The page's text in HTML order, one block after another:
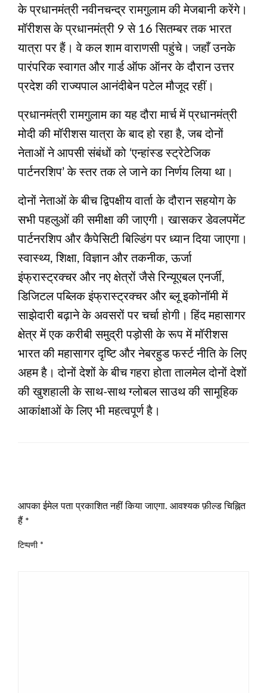
के प्रधानमंत्री नवीनचन्द्र रामगुलाम की मेजबानी करेंगे।
मॉरीशस के प्रधानमंत्री 9 से 16 सितम्बर तक भारत
यात्रा पर हैं। वे कल शाम वाराणसी पहुंचे। जहाँ उनके
पारंपरिक स्वागत और गार्ड ऑफ ऑनर के दौरान उत्तर
प्रदेश की राज्यपाल आनंदीबेन पटेल मौजूद रहीं।
प्रधानमंत्री रामगुलाम का यह दौरा मार्च में प्रधानमंत्री
मोदी की मॉरीशस यात्रा के बाद हो रहा है, जब दोनों
नेताओं ने आपसी संबंधों को ‘एन्हांस्ड स्ट्रेटेजिक
पार्टनरशिप’ के स्तर तक ले जाने का निर्णय लिया था।
दोनों नेताओं के बीच द्विपक्षीय वार्ता के दौरान सहयोग के
सभी पहलुओं की समीक्षा की जाएगी। खासकर डेवलपमेंट
पार्टनरशिप और कैपेसिटी बिल्डिंग पर ध्यान दिया जाएगा।
स्वास्थ्य, शिक्षा, विज्ञान और तकनीक, ऊर्जा
इंफ्रास्ट्रक्चर और नए क्षेत्रों जैसे रिन्यूएबल एनर्जी,
डिजिटल पब्लिक इंफ्रास्ट्रक्चर और ब्लू इकोनॉमी में
साझेदारी बढ़ाने के अवसरों पर चर्चा होगी। हिंद महासागर
क्षेत्र में एक करीबी समुद्री पड़ोसी के रूप में मॉरीशस
भारत की महासागर दृष्टि और नेबरहुड फर्स्ट नीति के लिए
अहम है। दोनों देशों के बीच गहरा होता तालमेल दोनों देशों
की खुशहाली के साथ-साथ ग्लोबल साउथ की सामूहिक
आकांक्षाओं के लिए भी महत्वपूर्ण है।
आपका ईमेल पता प्रकाशित नहीं किया जाएगा. आवश्यक फ़ील्ड चिह्नित
हैं *
टिप्पणी *